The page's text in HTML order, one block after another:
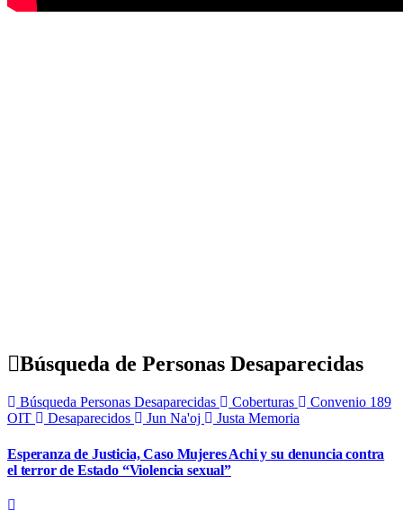
Búsqueda de Personas Desaparecidas
Búsqueda Personas Desaparecidas Coberturas
Convenio 189
OIT
Desaparecidos Jun Na'oj Justa Memoria
Esperanza de Justicia, Caso Mujeres Achi y su denuncia contra
el terror de Estado “Violencia sexual”